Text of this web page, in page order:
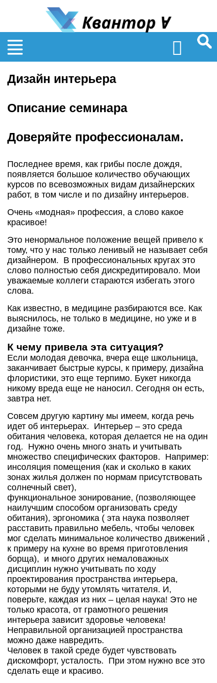
Дизайн интерьера
Описание семинара
Доверяйте профессионалам.
Последнее время, как грибы после дождя,
появляется большое количество обучающих
курсов по всевозможных видам дизайнерских
работ, в том числе и по дизайну интерьеров.
Очень «модная» профессия, а слово какое
красивое!
Это ненормальное положение вещей привело к
тому, что у нас только ленивый не называет себя
дизайнером. В профессиональных кругах это
слово полностью себя дискредитировало. Мои
уважаемые коллеги стараются избегать этого
слова.
Как известно, в медицине разбираются все. Как
выяснилось, не только в медицине, но уже и в
дизайне тоже.
К чему привела эта ситуация?
Если молодая девочка, вчера еще школьница,
заканчивает быстрые курсы, к примеру, дизайна
флористики, это еще терпимо. Букет никогда
никому вреда еще не наносил. Сегодня он есть,
завтра нет.
Совсем другую картину мы имеем, когда речь
идет об интерьерах. Интерьер – это среда
обитания человека, которая делается не на один
год. Нужно очень много знать и учитывать
множество специфических факторов. Например:
инсоляция помещения (как и сколько в каких
зонах жилья должен по нормам присутствовать
солнечный свет),
функциональное зонирование, (позволяющее
наилучшим способом организовать среду
обитания), эргономика ( эта наука позволяет
расставить правильно мебель, чтобы человек
мог сделать минимальное количество движений ,
к примеру на кухне во время приготовления
борща), и много других немаловажных
дисциплин нужно учитывать по ходу
проектирования пространства интерьера,
которыми не буду утомлять читателя. И,
поверьте, каждая из них – целая наука! Это не
только красота, от грамотного решения
интерьера зависит здоровье человека!
Неправильной организацией пространства
можно даже навредить.
Человек в такой среде будет чувствовать
дискомфорт, усталость. При этом нужно все это
сделать еще и красиво.